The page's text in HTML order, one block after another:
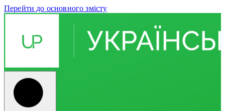
Перейти до основного змісту